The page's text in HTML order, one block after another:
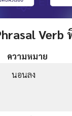
Verb
ความหมาย
นอนลง